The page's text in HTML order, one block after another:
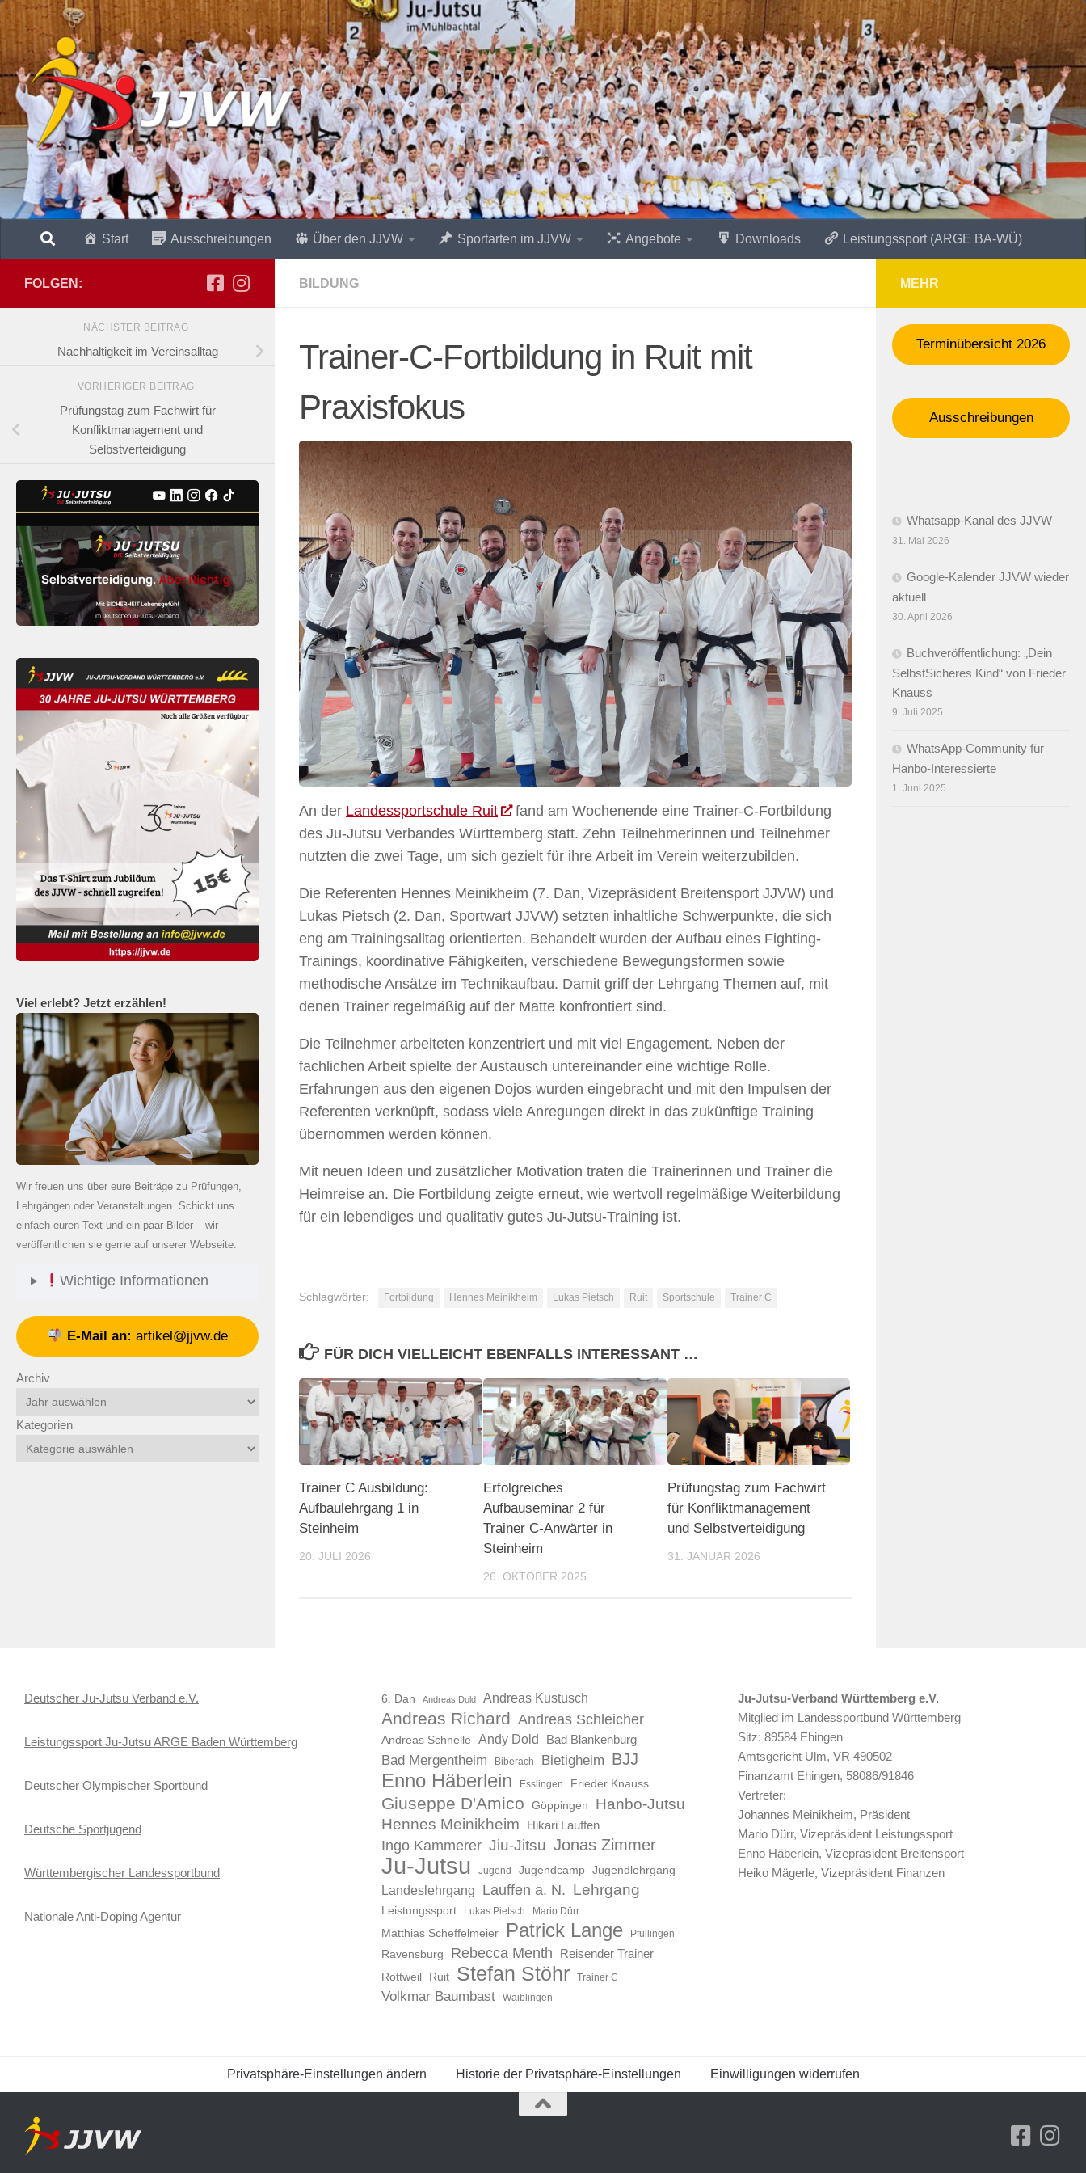
Zum Inhalt springen
Start Ausschreibungen Über den JJVW Sportarten im JJVW Angebote Downloads Leistungssport (ARGE BA-WÜ)
BILDUNG
Trainer-C-Fortbildung in Ruit mit
Praxisfokus
An der Landessportschule Ruit
fand am Wochenende eine Trainer-C-Fortbildung
des Ju-Jutsu Verbandes Württemberg statt. Zehn Teilnehmerinnen und Teilnehmer
nutzten die zwei Tage, um sich gezielt für ihre Arbeit im Verein weiterzubilden.
Die Referenten Hennes Meinikheim (7. Dan, Vizepräsident Breitensport JJVW) und
Lukas Pietsch (2. Dan, Sportwart JJVW) setzten inhaltliche Schwerpunkte, die sich
eng am Trainingsalltag orientierten. Behandelt wurden der Aufbau eines Fighting-
Trainings, koordinative Fähigkeiten, verschiedene Bewegungsformen sowie
methodische Ansätze im Technikaufbau. Damit griff der Lehrgang Themen auf, mit
denen Trainer regelmäßig auf der Matte konfrontiert sind.
Die Teilnehmer arbeiteten konzentriert und mit viel Engagement. Neben der
fachlichen Arbeit spielte der Austausch untereinander eine wichtige Rolle.
Erfahrungen aus den eigenen Dojos wurden eingebracht und mit den Impulsen der
Referenten verknüpft, sodass viele Anregungen direkt in das zukünftige Training
übernommen werden können.
Mit neuen Ideen und zusätzlicher Motivation traten die Trainerinnen und Trainer die
Heimreise an. Die Fortbildung zeigte erneut, wie wertvoll regelmäßige Weiterbildung
für ein lebendiges und qualitativ gutes Ju-Jutsu-Training ist.
Schlagwörter: Fortbildung Hennes Meinikheim Lukas Pietsch Ruit Sportschule Trainer C
FÜR DICH VIELLEICHT EBENFALLS INTERESSANT …
Trainer C Ausbildung:
Aufbaulehrgang 1 in
Steinheim
20. JULI 2026
Erfolgreiches
Aufbauseminar 2 für
Trainer C-Anwärter in
Steinheim
26. OKTOBER 2025
Prüfungstag zum Fachwirt
für Konfliktmanagement
und Selbstverteidigung
31. JANUAR 2026
FOLGEN:
NÄCHSTER BEITRAG
Nachhaltigkeit im Vereinsalltag
VORHERIGER BEITRAG
Prüfungstag zum Fachwirt für
Konfliktmanagement und
Selbstverteidigung
Viel erlebt? Jetzt erzählen!
Wir freuen uns über eure Beiträge zu Prüfungen,
Lehrgängen oder Veranstaltungen. Schickt uns
einfach euren Text und ein paar Bilder – wir
veröffentlichen sie gerne auf unserer Webseite.
Wichtige Informationen
E-Mail an: artikel@jjvw.de
Archiv
Kategorien
MEHR
Terminübersicht 2026
Ausschreibungen
Whatsapp-Kanal des JJVW
31. Mai 2026
Google-Kalender JJVW wieder
aktuell
30. April 2026
Buchveröffentlichung: „Dein
SelbstSicheres Kind“ von Frieder
Knauss
9. Juli 2025
WhatsApp-Community für
Hanbo-Interessierte
1. Juni 2025
Deutscher Ju-Jutsu Verband e.V.
Leistungssport Ju-Jutsu ARGE Baden Württemberg
Deutscher Olympischer Sportbund
Deutsche Sportjugend
Württembergischer Landessportbund
Nationale Anti-Doping Agentur
6. Dan Andreas Dold Andreas Kustusch
Andreas Richard Andreas Schleicher
Andreas Schnelle Andy Dold Bad Blankenburg
Bad Mergentheim Biberach Bietigheim BJJ
Enno Häberlein Esslingen Frieder Knauss
Giuseppe D'Amico Göppingen
Hanbo-Jutsu
Hennes Meinikheim
Hikari Lauffen
Ingo Kammerer Jiu-Jitsu Jonas Zimmer
Ju-Jutsu Jugend Jugendcamp Jugendlehrgang
Landeslehrgang Lauffen a. N. Lehrgang
Leistungssport Lukas Pietsch Mario Dürr
Matthias Scheffelmeier Patrick Lange Pfullingen
Ravensburg Rebecca Menth Reisender Trainer
Rottweil Ruit Stefan Stöhr Trainer C
Volkmar Baumbast Waiblingen
Ju-Jutsu-Verband Württemberg e.V.
Mitglied im Landessportbund Württemberg
Sitz: 89584 Ehingen
Amtsgericht Ulm, VR 490502
Finanzamt Ehingen, 58086/91846
Vertreter:
Johannes Meinikheim, Präsident
Mario Dürr, Vizepräsident Leistungssport
Enno Häberlein, Vizepräsident Breitensport
Heiko Mägerle, Vizepräsident Finanzen
Privatsphäre-Einstellungen ändern Historie der Privatsphäre-Einstellungen Einwilligungen widerrufen